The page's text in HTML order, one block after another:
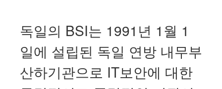
독일의 BSI는 1991년 1월 1
일에 설립된 독일 연방 내무부
산하기관으로 IT보안에 대한